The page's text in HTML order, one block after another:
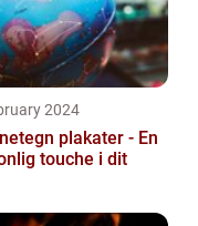
2024
plakater - En
touche i dit